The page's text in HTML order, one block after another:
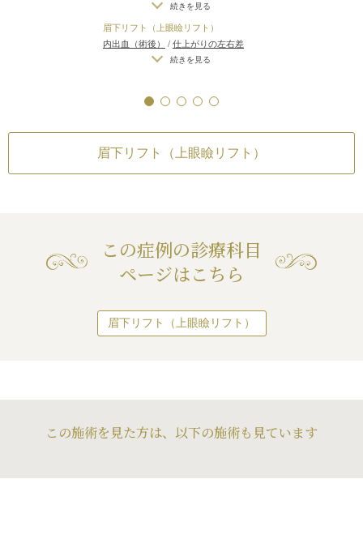
とれる可能性/ 手術後の血腫
（片目ずつ手術をする場合）
りのわずかな左右差（完璧なシンメト
続きを見る
眉下リフト（上眼瞼リフト）
内出血（術後）
/ 仕上がりの左右差
（片目ずつ手術をする場合）
の理想の形にならないことがある
続きを見る
眉下リフト（上眼瞼リフト）
この症例の診療科目
ページはこちら
眉下リフト（上眼瞼リフト）
この施術を見た方は、以下の施術も見ています